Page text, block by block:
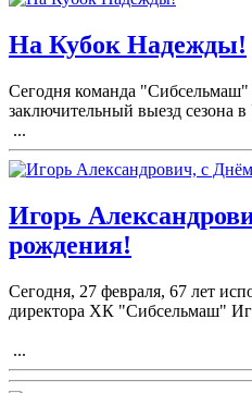
На Кубок Надежды!
Сегодня команда "Сибсельмаш"
заключительный выезд сезона в
...
Игорь
рождения!
Сегодня, 27 февраля, 67 лет
директора ХК "Сибсельмаш"
...